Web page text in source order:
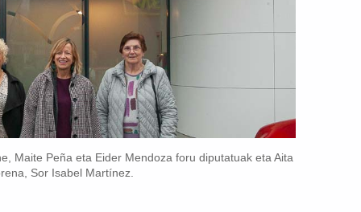
Maite Peña eta Eider Mendoza foru diputatuak eta Aita
Sor Isabel Martínez.